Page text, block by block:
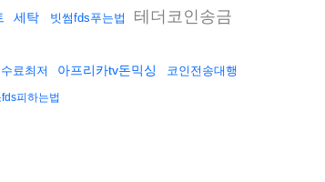
세탁 빗썸fds푸는법 테더코인송금
료최저 아프리카tv돈믹싱 코인전송대행
피하는법